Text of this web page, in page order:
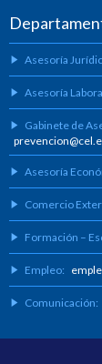
Asesoría
Asesoría
Gabinete de
Asesoría
Comercio
Formación –
Empleo:
Comunicación: